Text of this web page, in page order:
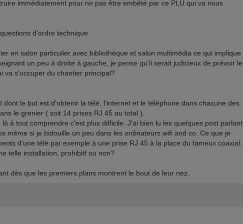
immédiatement pour ne pas être embêté par ce PLU qui va nous
d'ordre technique.
en salon particulier avec bibliothèque et salon multimédia ce qui implique
un peu à droite à gauche, je pense qu'il serait judicieux de prévoir le
va s'occuper du chantier principal?
le but est d'obtenir la télé, l'internet et le téléphone dans chacune des
le grenier ( soit 14 prises RJ 45 au total ).
à tout comprendre c'est plus difficile. J'ai bien lu les quelques post parlant
même si je bidouille un peu dans les ordinateurs wifi and co. Ce que je
d'une télé par exemple à une prise RJ 45 à la place du fameux coaxial.
telle installation, prohibitf ou non?
dès que les premiers plans montrent le bout de leur nez.